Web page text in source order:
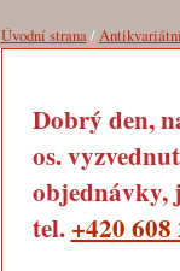
Úvodní strana/
Dobrý den,
os.
objednávky,
tel. +420 608